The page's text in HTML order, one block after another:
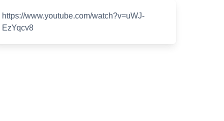
https://www.youtube.com/watch?v=uWJ-
EzYqcv8